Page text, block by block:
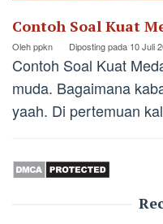
Contoh Soal Kuat
Olehppkn Diposting pada 10 Juli
Contoh Soal Kuat
muda. Bagaimana
yaah. Di pertemuan